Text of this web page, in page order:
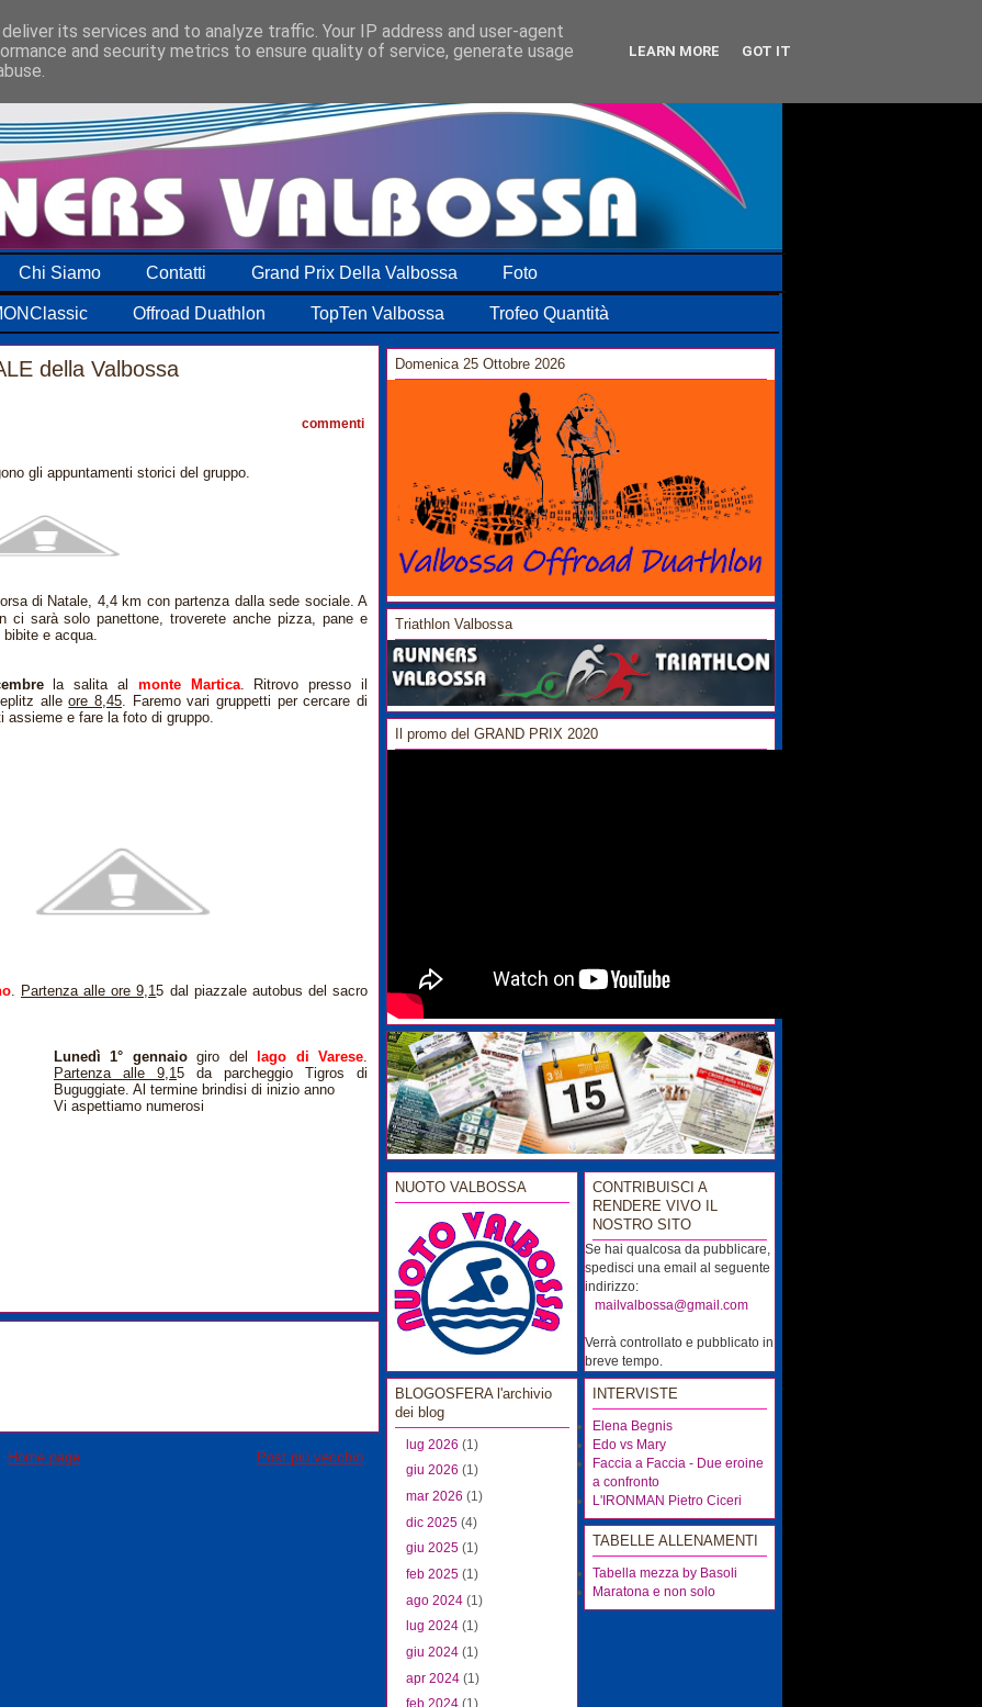
Chi Siamo Contatti Grand Prix Della Valbossa Foto
Offroad Duathlon TopTen Valbossa Trofeo Quantità
della Valbossa
commenti
gli appuntamenti storici del gruppo.
di Natale, 4,4 km con partenza dalla sede sociale. A
ci sarà solo panettone, troverete anche pizza, pane e
e acqua.
la salita al monte Martica. Ritrovo presso il
alleore 8,45. Faremo vari gruppetti per cercare di
assieme e fare la foto di gruppo.
. Partenza alle ore 9,15 dal piazzale autobus del sacro
Lunedì 1° gennaiogiro del lago di Varese.
Partenza alle 9,15 da parcheggio Tigros di
Buguggiate. Al termine brindisi di inizio anno
Vi aspettiamo numerosi
Post più vecchio
Home page
Domenica 25 Ottobre 2026
Triathlon Valbossa
Il promo del GRAND PRIX 2020
NUOTO VALBOSSA
BLOGOSFERA l'archivio
dei blog
lug 2026 (1)
giu 2026 (1)
mar 2026 (1)
dic 2025 (4)
giu 2025 (1)
feb 2025 (1)
ago 2024 (1)
lug 2024 (1)
giu 2024 (1)
apr 2024 (1)
CONTRIBUISCI A
RENDERE VIVO IL
NOSTRO SITO
Se hai qualcosa da pubblicare,
spedisci una email al seguente
indirizzo:
mailvalbossa@gmail.com
Verrà controllato e pubblicato in
breve tempo.
INTERVISTE
Elena Begnis
Edo vs Mary
Faccia a Faccia - Due eroine
a confronto
L'IRONMAN Pietro Ciceri
TABELLE ALLENAMENTI
Tabella mezza by Basoli
Maratona e non solo
its services and to analyze traffic. Your IP address and user-agent
and security metrics to ensure quality of service, generate usage
LEARN MORE GOT IT